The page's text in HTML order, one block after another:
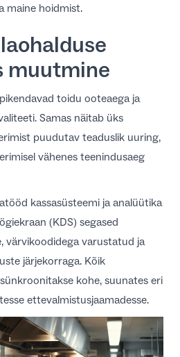
maine hoidmist.
muutmine
toidu ooteaega ja
Samas näitab üks
puudutav teaduslik uuring,
vähenes teenindusaeg
kassasüsteemi ja analüütika
(KDS) segased
värvikoodidega varustatud ja
järjekorraga. Kõik
kohe, suunates eri
ettevalmistusjaamadesse.